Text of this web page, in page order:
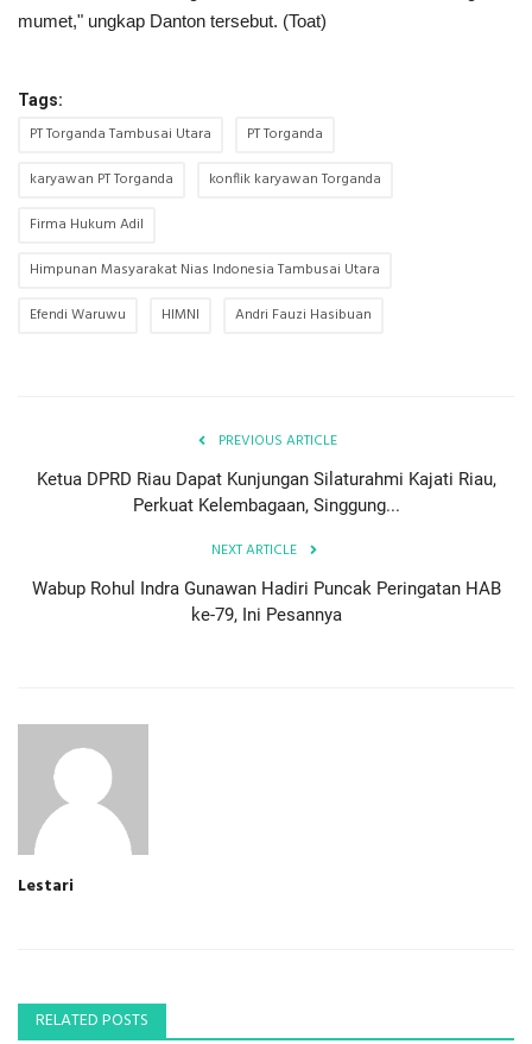
mumet," ungkap Danton tersebut. (Toat)
Tags:
PT Torganda Tambusai Utara
PT Torganda
karyawan PT Torganda
konflik karyawan Torganda
Firma Hukum Adil
Himpunan Masyarakat Nias Indonesia Tambusai Utara
Efendi Waruwu
HIMNI Andri Fauzi Hasibuan
PREVIOUS ARTICLE
Ketua DPRD Riau Dapat Kunjungan Silaturahmi Kajati Riau,
Perkuat Kelembagaan, Singgung...
NEXT ARTICLE
Wabup Rohul Indra Gunawan Hadiri Puncak Peringatan HAB
ke-79, Ini Pesannya
Lestari
RELATED POSTS